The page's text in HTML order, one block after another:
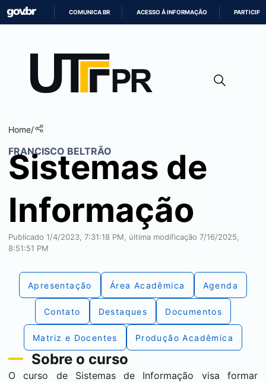
CONTEÚDO
COMUNICA BR ACESSO À INFORMAÇÃO PARTICIPE
Home/
FRANCISCO BELTRÃO
Sistemas de
Informação
Publicado 1/4/2023, 7:31:18 PM, última modificação 7/16/2025,
8:51:51 PM
Apresentação Área Acadêmica Agenda
Contato Destaques Documentos
Matriz e Docentes Produção Acadêmica
Sobre o curso
O curso de Sistemas de Informação visa formar